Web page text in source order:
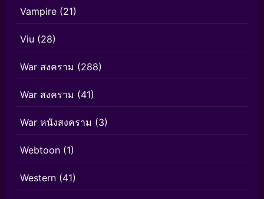
Vampire (21)
Viu (28)
War สงคราม (288)
War สงคราม (41)
War หนังสงคราม (3)
Webtoon (1)
Western (41)